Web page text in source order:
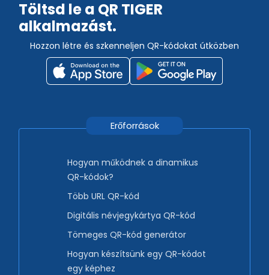
Töltsd le a QR TIGER
alkalmazást.
Hozzon létre és szkenneljen QR-kódokat útközben
Erőforrások
Hogyan működnek a dinamikus
QR-kódok?
Több URL QR-kód
Digitális névjegykártya QR-kód
Tömeges QR-kód generátor
Hogyan készítsünk egy QR-kódot
egy képhez